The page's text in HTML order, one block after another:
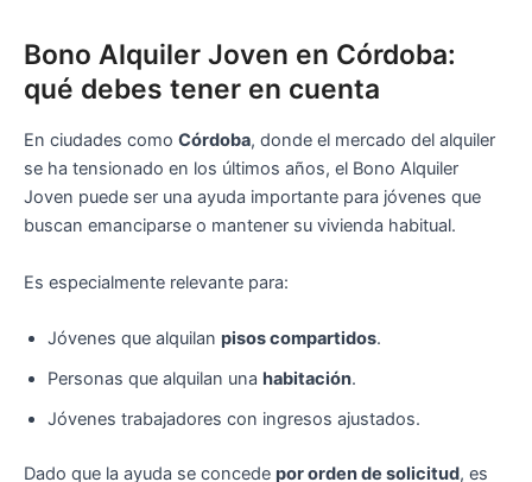
Bono Alquiler Joven en Córdoba:
qué debes tener en cuenta
En ciudades como Córdoba, donde el mercado del alquiler
se ha tensionado en los últimos años, el Bono Alquiler
Joven puede ser una ayuda importante para jóvenes que
buscan emanciparse o mantener su vivienda habitual.
Es especialmente relevante para:
Jóvenes que alquilan pisos compartidos.
Personas que alquilan una habitación.
Jóvenes trabajadores con ingresos ajustados.
Dado que la ayuda se concede por orden de solicitud, es